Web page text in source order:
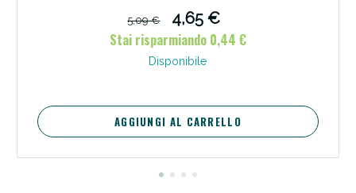
5,09 €
4,65 €
Stai risparmiando 0,44 €
Disponibile
AGGIUNGI AL CARRELLO